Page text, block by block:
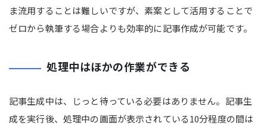
ま流用することは難しいですが、素案として活用することで
ゼロから執筆する場合よりも効率的に記事作成が可能です。
処理中はほかの作業ができる
記事生成中は、じっと待っている必要はありません。記事生
成を実行後、処理中の画面が表示されている10分程度の間は